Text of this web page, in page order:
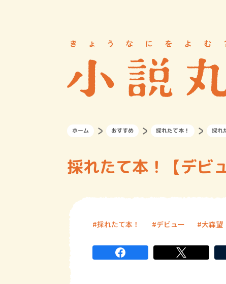
ホーム おすすめ 採れたて本！ 採れ
採れたて本！【デビ
採れたて本！ デビュー 大森望